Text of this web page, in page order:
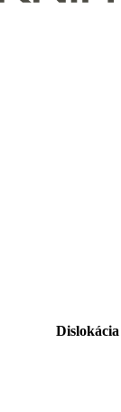
Dislokácia